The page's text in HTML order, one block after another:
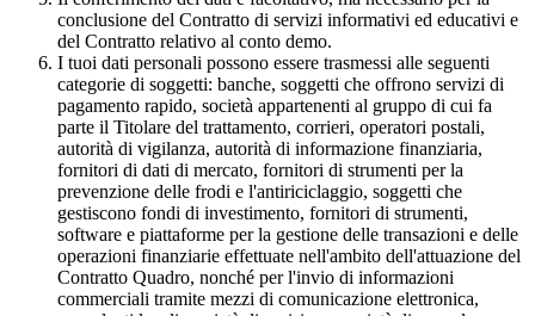
conclusione del Contratto di servizi informativi ed educativi e
del Contratto relativo al conto demo.
I tuoi dati personali possono essere trasmessi alle seguenti
categorie di soggetti: banche, soggetti che offrono servizi di
pagamento rapido, società appartenenti al gruppo di cui fa
parte il Titolare del trattamento, corrieri, operatori postali,
autorità di vigilanza, autorità di informazione finanziaria,
fornitori di dati di mercato, fornitori di strumenti per la
prevenzione delle frodi e l'antiriciclaggio, soggetti che
gestiscono fondi di investimento, fornitori di strumenti,
software e piattaforme per la gestione delle transazioni e delle
operazioni finanziarie effettuate nell'ambito dell'attuazione del
Contratto Quadro, nonché per l'invio di informazioni
commerciali tramite mezzi di comunicazione elettronica,